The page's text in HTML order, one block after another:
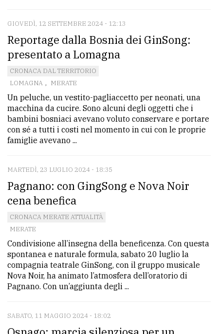
GIOVEDÌ, 12 SETTEMBRE 2024 - 12:13
Reportage dalla Bosnia dei GinSong:
presentato a Lomagna
CRONACA DAL TERRITORIO
LOMAGNA , MERATE
Un peluche, un vestito-pagliaccetto per neonati, una
macchina da cucire. Sono alcuni degli oggetti che i
bambini bosniaci avevano voluto conservare e portare
con sé a tutti i costi nel momento in cui con le proprie
famiglie avevano ...
MARTEDÌ, 23 LUGLIO 2024 - 18:35
Pagnano: con GingSong e Nova Noir
cena benefica
CRONACA MERATE ATTUALITÀ
MERATE
Condivisione all’insegna della beneficenza. Con questa
spontanea e naturale formula, sabato 20 luglio la
compagnia teatrale GinSong, con il gruppo musicale
Nova Noir, ha animato l’atmosfera dell’oratorio di
Pagnano. Con un’aggiunta degli ...
SABATO, 11 MAGGIO 2024 - 18:02